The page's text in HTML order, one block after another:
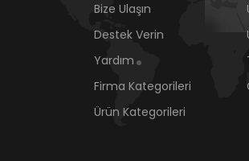
Bize Ulaşın
Destek Verin
Yardım
Firma Kategorileri
Ürün Kategorileri